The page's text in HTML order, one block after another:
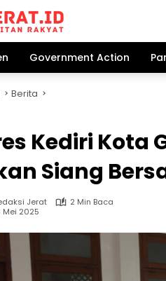
Government Action
Berita
Kediri Kota
Siang
Jerat
2 Min Baca
Mei 2025